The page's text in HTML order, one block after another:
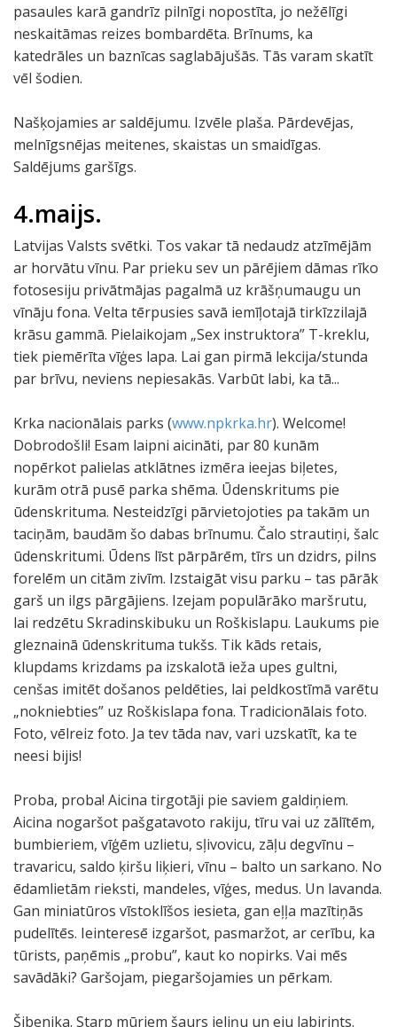
pasaules karā gandrīz pilnīgi nopostīta, jo nežēlīgi
neskaitāmas reizes bombardēta. Brīnums, ka
katedrāles un baznīcas saglabājušās. Tās varam skatīt
vēl šodien.
Našķojamies ar saldējumu. Izvēle plaša. Pārdevējas,
melnīgsnējas meitenes, skaistas un smaidīgas.
Saldējums garšīgs.
4.maijs.
Latvijas Valsts svētki. Tos vakar tā nedaudz atzīmējām
ar horvātu vīnu. Par prieku sev un pārējiem dāmas rīko
fotosesiju privātmājas pagalmā uz krāšņumaugu un
vīnāju fona. Velta tērpusies savā iemīļotajā tirkīzzilajā
krāsu gammā. Pielaikojam „Sex instruktora” T-kreklu,
tiek piemērīta vīģes lapa. Lai gan pirmā lekcija/stunda
par brīvu, neviens nepiesakās. Varbūt labi, ka tā...
Krka nacionālais parks (www.npkrka.hr). Welcome!
Dobrodošli! Esam laipni aicināti, par 80 kunām
nopērkot palielas atklātnes izmēra ieejas biļetes,
kurām otrā pusē parka shēma. Ūdenskritums pie
ūdenskrituma. Nesteidzīgi pārvietojoties pa takām un
taciņām, baudām šo dabas brīnumu. Čalo strautiņi, šalc
ūdenskritumi. Ūdens līst pārpārēm, tīrs un dzidrs, pilns
forelēm un citām zivīm. Izstaigāt visu parku – tas pārāk
garš un ilgs pārgājiens. Izejam populārāko maršrutu,
lai redzētu Skradinskibuku un Roškislapu. Laukums pie
gleznainā ūdenskrituma tukšs. Tik kāds retais,
klupdams krizdams pa izskalotā ieža upes gultni,
cenšas imitēt došanos peldēties, lai peldkostīmā varētu
„nokniebties” uz Roškislapa fona. Tradicionālais foto.
Foto, vēlreiz foto. Ja tev tāda nav, vari uzskatīt, ka te
neesi bijis!
Proba, proba! Aicina tirgotāji pie saviem galdiņiem.
Aicina nogaršot pašgatavoto rakiju, tīru vai uz zālītēm,
bumbieriem, vīģēm uzlietu, sļivovicu, zāļu degvīnu –
travaricu, saldo ķiršu liķieri, vīnu – balto un sarkano. No
ēdamlietām rieksti, mandeles, vīģes, medus. Un lavanda.
Gan miniatūros vīstoklīšos iesieta, gan eļļa mazītiņās
pudelītēs. Ieinteresē izgaršot, pasmaržot, ar cerību, ka
tūrists, paņēmis „probu”, kaut ko nopirks. Vai mēs
savādāki? Garšojam, piegaršojamies un pērkam.
Šibenika. Starp mūriem šaurs ieliņu un eju labirints.